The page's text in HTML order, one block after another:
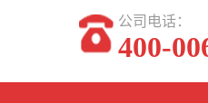
公司电话：
400-